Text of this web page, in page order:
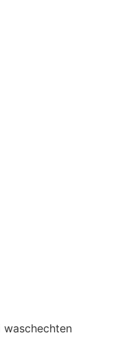
waschechten